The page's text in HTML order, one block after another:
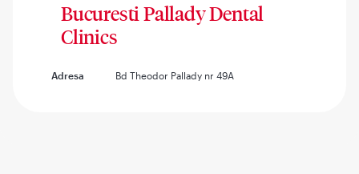
Bucuresti Pallady Dental
Clinics
Adresa Bd Theodor Pallady nr 49A